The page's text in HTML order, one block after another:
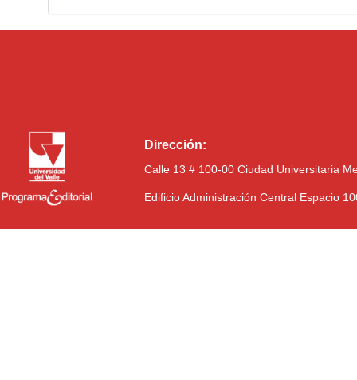
Dirección:
Calle 13 # 100-00 Ciudad Universitaria
Edificio Administración Central Espacio